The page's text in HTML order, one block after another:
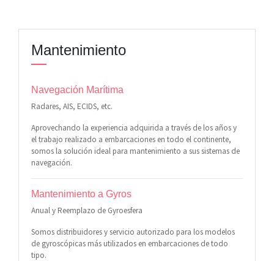
Mantenimiento
Navegación Marítima
Radares, AIS, ECIDS, etc.
Aprovechando la experiencia adquirida a través de los años y
el trabajo realizado a embarcaciones en todo el continente,
somos la solución ideal para mantenimiento a sus sistemas de
navegación.
Mantenimiento a Gyros
Anual y Reemplazo de Gyroesfera
Somos distribuidores y servicio autorizado para los modelos
de gyroscópicas más utilizados en embarcaciones de todo
tipo.